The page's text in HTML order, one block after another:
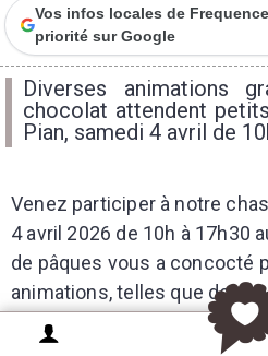
Vos infos locales de
priorité sur Google
Diverses animations
chocolat attendent
Pian, samedi 4 avril de
Venez participer à notre
4 avril 2026 de 10h à 17h30
de pâques vous a concocté
animations, telles que des
jeux en familles... Vous
de maquillage et peut-être